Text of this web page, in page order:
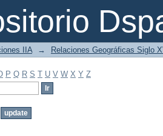
IIA → Relaciones Geográficas Siglo
P Q R S T U V W X Y Z